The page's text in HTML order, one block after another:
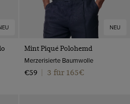
NEU
Mint Piqué Polohemd
Merzerisierte Baumwolle
€59
3 für 165€